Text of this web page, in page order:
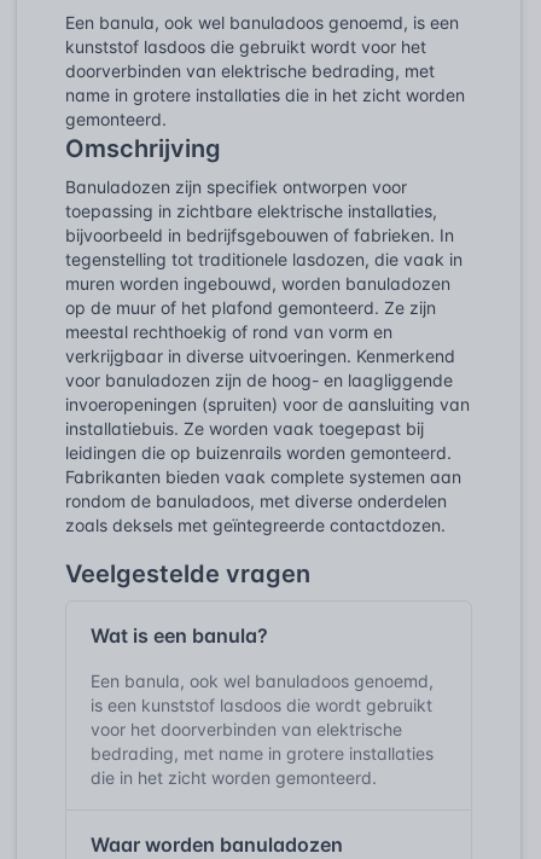
Een banula, ook wel banuladoos genoemd, is een
kunststof lasdoos die gebruikt wordt voor het
doorverbinden van elektrische bedrading, met
name in grotere installaties die in het zicht worden
gemonteerd.
Omschrijving
Banuladozen zijn specifiek ontworpen voor
toepassing in zichtbare elektrische installaties,
bijvoorbeeld in bedrijfsgebouwen of fabrieken. In
tegenstelling tot traditionele lasdozen, die vaak in
muren worden ingebouwd, worden banuladozen
op de muur of het plafond gemonteerd. Ze zijn
meestal rechthoekig of rond van vorm en
verkrijgbaar in diverse uitvoeringen. Kenmerkend
voor banuladozen zijn de hoog- en laagliggende
invoeropeningen (spruiten) voor de aansluiting van
installatiebuis. Ze worden vaak toegepast bij
leidingen die op buizenrails worden gemonteerd.
Fabrikanten bieden vaak complete systemen aan
rondom de banuladoos, met diverse onderdelen
zoals deksels met geïntegreerde contactdozen.
Veelgestelde vragen
Wat is een banula?
Een banula, ook wel banuladoos genoemd,
is een kunststof lasdoos die wordt gebruikt
voor het doorverbinden van elektrische
bedrading, met name in grotere installaties
die in het zicht worden gemonteerd.
Waar worden banuladozen